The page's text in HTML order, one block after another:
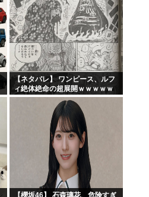
【ネタバレ】 ワンピース、ルフ
ィ絶体絶命の超展開ｗｗｗｗｗ
ｗｗｗｗｗｗｗｗｗｗｗｗｗｗ
ｗｗｗｗｗｗｗｗｗｗｗｗｗｗ
ｗｗｗｗｗｗｗｗｗｗｗｗ...
【櫻坂46】 石森璃花、危険すぎ